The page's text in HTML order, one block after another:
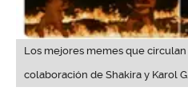
Los mejores memes que
colaboración de Shakira y Karol G.